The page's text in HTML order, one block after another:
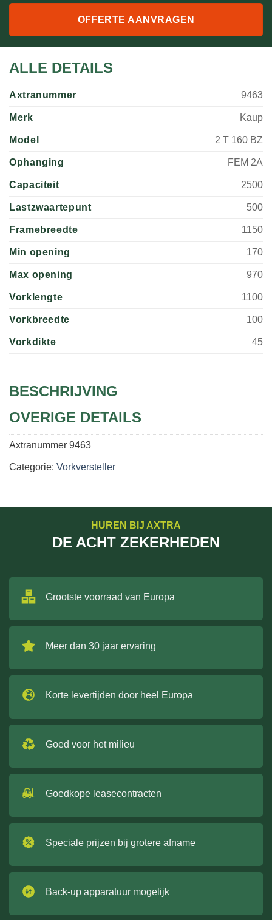
OFFERTE AANVRAGEN
ALLE DETAILS
Axtranummer 9463
Merk Kaup
Model 2 T 160 BZ
Ophanging FEM 2A
Capaciteit 2500
Lastzwaartepunt 500
Framebreedte 1150
Min opening 170
Max opening 970
Vorklengte 1100
Vorkbreedte 100
Vorkdikte 45
BESCHRIJVING
OVERIGE DETAILS
Axtranummer 9463
Categorie: Vorkversteller
HUREN BIJ AXTRA
DE ACHT ZEKERHEDEN
Grootste voorraad van Europa
Meer dan 30 jaar ervaring
Korte levertijden door heel Europa
Goed voor het milieu
Goedkope leasecontracten
Speciale prijzen bij grotere afname
Back-up apparatuur mogelijk